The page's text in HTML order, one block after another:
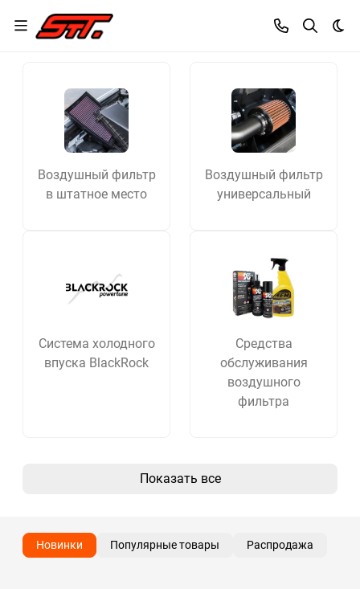
Воздушный фильтр
в штатное место
Воздушный фильтр
универсальный
Система холодного
впуска BlackRock
Средства
обслуживания
воздушного
фильтра
Показать все
Новинки Популярные товары Распродажа